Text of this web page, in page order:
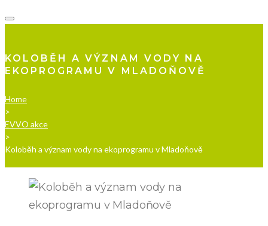
KOLOBĚH A VÝZNAM VODY NA
EKOPROGRAMU V MLADOŇOVĚ
Home
>
EVVO akce
>
Koloběh a význam vody na ekoprogramu v Mladoňově